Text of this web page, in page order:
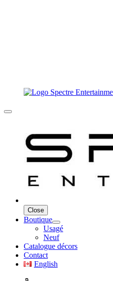
Close
Boutique
Usagé
Neuf
Catalogue décors
Contact
English